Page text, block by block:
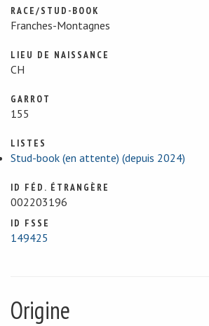
RACE/STUD-BOOK
Franches-Montagnes
LIEU DE NAISSANCE
CH
GARROT
155
LISTES
Stud-book (en attente) (depuis 2024)
ID FÉD. ÉTRANGÈRE
002203196
ID FSSE
149425
Origine